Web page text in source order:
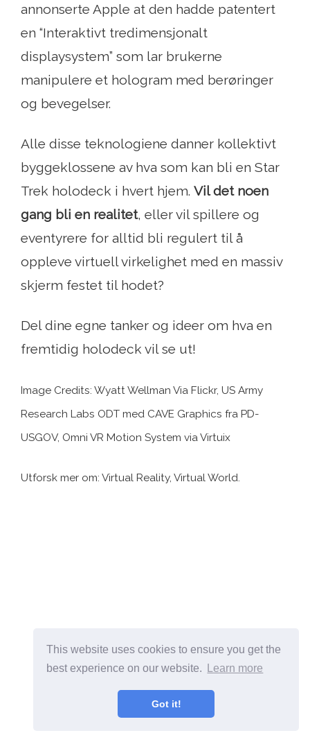
This website uses cookies to ensure you get the
best experience on our website.
Learn more
Got it!
annonserte Apple at den hadde patentert
en “Interaktivt tredimensjonalt
displaysystem” som lar brukerne
manipulere et hologram med berøringer
og bevegelser.
Alle disse teknologiene danner kollektivt
byggeklossene av hva som kan bli en Star
Trek holodeck i hvert hjem. Vil det noen
gang bli en realitet, eller vil spillere og
eventyrere for alltid bli regulert til å
oppleve virtuell virkelighet med en massiv
skjerm festet til hodet?
Del dine egne tanker og ideer om hva en
fremtidig holodeck vil se ut!
Image Credits: Wyatt Wellman Via Flickr, US Army
Research Labs ODT med CAVE Graphics fra PD-
USGOV, Omni VR Motion System via Virtuix
Utforsk mer om: Virtual Reality, Virtual World.